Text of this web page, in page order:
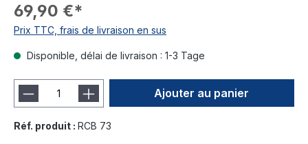
69,90 €*
Prix TTC, frais de livraison en sus
Disponible, délai de livraison : 1-3 Tage
Ajouter au panier
Réf. produit : RCB 73